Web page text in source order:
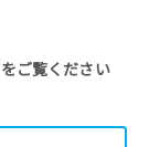
をご覧ください